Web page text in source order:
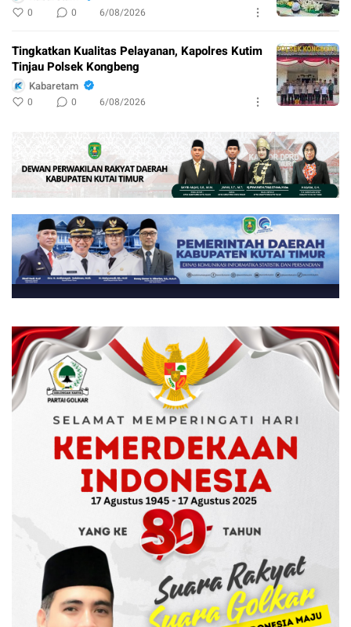
0 0 6/08/2026
Tingkatkan Kualitas Pelayanan, Kapolres Kutim
Tinjau Polsek Kongbeng
Kabaretam
0 0 6/08/2026